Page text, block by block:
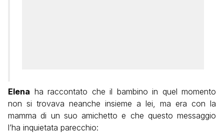
Elena ha raccontato che il bambino in quel momento
non si trovava neanche insieme a lei, ma era con la
mamma di un suo amichetto e che questo messaggio
l’ha inquietata parecchio: